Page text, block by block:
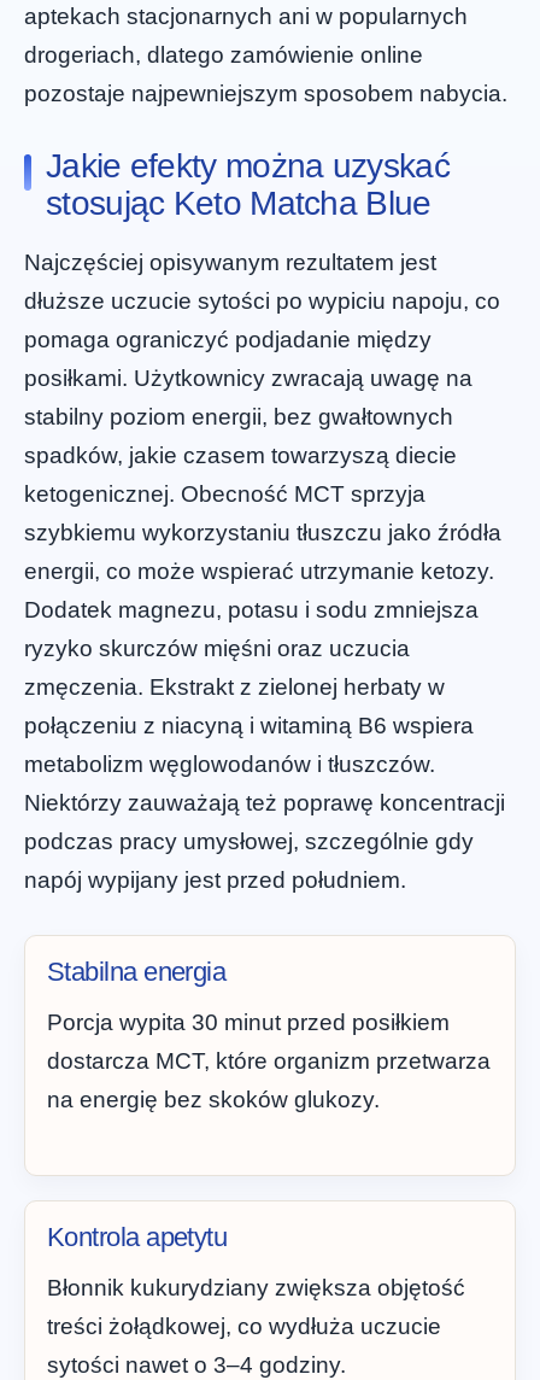
aptekach stacjonarnych ani w popularnych
drogeriach, dlatego zamówienie online
pozostaje najpewniejszym sposobem nabycia.
Jakie efekty można uzyskać
stosując Keto Matcha Blue
Najczęściej opisywanym rezultatem jest
dłuższe uczucie sytości po wypiciu napoju, co
pomaga ograniczyć podjadanie między
posiłkami. Użytkownicy zwracają uwagę na
stabilny poziom energii, bez gwałtownych
spadków, jakie czasem towarzyszą diecie
ketogenicznej. Obecność MCT sprzyja
szybkiemu wykorzystaniu tłuszczu jako źródła
energii, co może wspierać utrzymanie ketozy.
Dodatek magnezu, potasu i sodu zmniejsza
ryzyko skurczów mięśni oraz uczucia
zmęczenia. Ekstrakt z zielonej herbaty w
połączeniu z niacyną i witaminą B6 wspiera
metabolizm węglowodanów i tłuszczów.
Niektórzy zauważają też poprawę koncentracji
podczas pracy umysłowej, szczególnie gdy
napój wypijany jest przed południem.
Stabilna energia
Porcja wypita 30 minut przed posiłkiem
dostarcza MCT, które organizm przetwarza
na energię bez skoków glukozy.
Kontrola apetytu
Błonnik kukurydziany zwiększa objętość
treści żołądkowej, co wydłuża uczucie
sytości nawet o 3–4 godziny.